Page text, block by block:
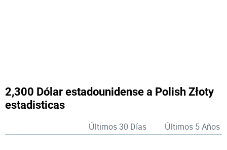
2,300 Dólar estadounidense a Polish Złoty
estadisticas
Últimos 30 Días Últimos 5 Años